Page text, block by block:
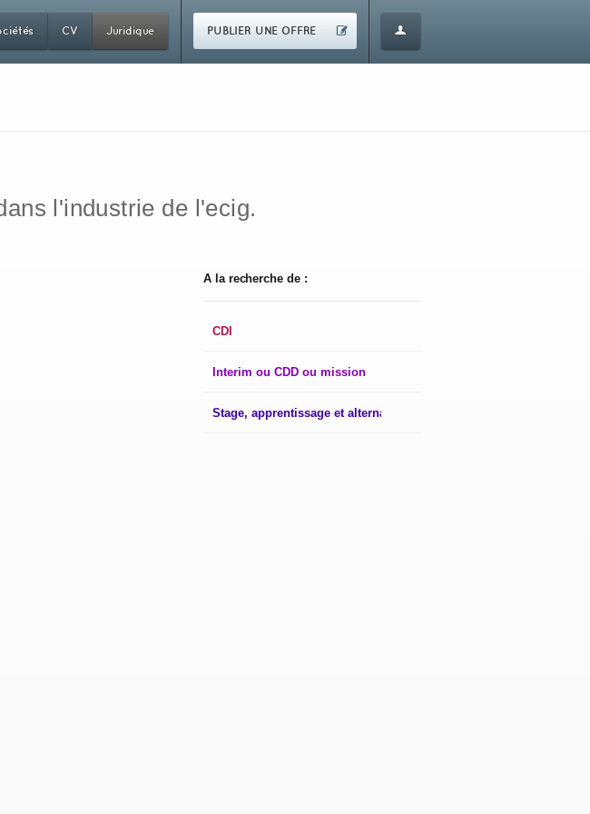
CV Juridique PUBLIER UNE OFFRE
l'industrie de l'ecig.
A la recherche de :
CDI
Interim ou CDD ou mission
Stage, apprentissage et alternance